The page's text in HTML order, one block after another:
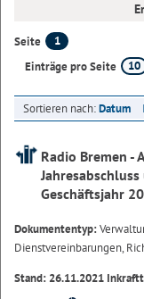
Seite
1
Einträge pro Seite
10
Sortieren nach:Datum
Radio Bremen -
Geschäftsjahr
Dokumententyp:
Dienstvereinbarungen,
Stand: 26.11.2021